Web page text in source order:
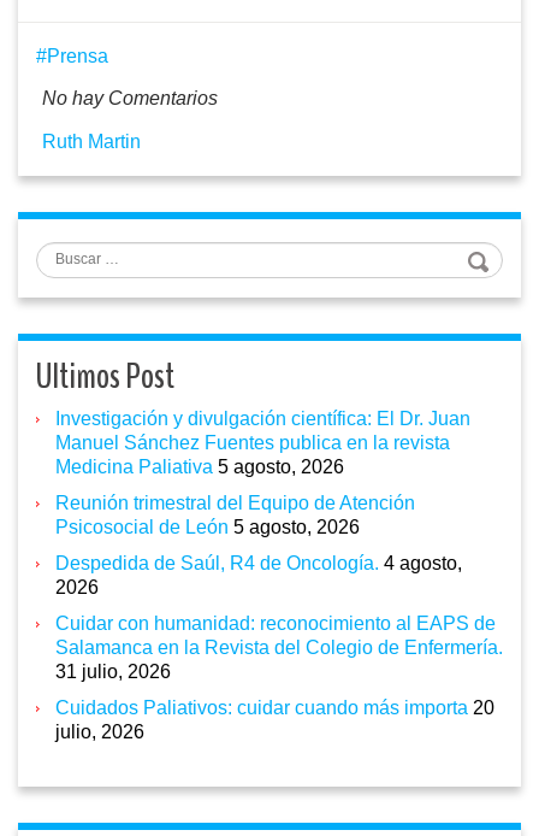
Prensa
No hay Comentarios
Ruth Martin
Buscar
Ultimos Post
Investigación y divulgación científica: El Dr. Juan
Manuel Sánchez Fuentes publica en la revista
Medicina Paliativa 5 agosto, 2026
Reunión trimestral del Equipo de Atención
Psicosocial de León 5 agosto, 2026
Despedida de Saúl, R4 de Oncología. 4 agosto,
2026
Cuidar con humanidad: reconocimiento al EAPS de
Salamanca en la Revista del Colegio de Enfermería.
31 julio, 2026
Cuidados Paliativos: cuidar cuando más importa 20
julio, 2026